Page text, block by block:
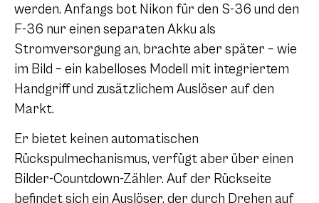
werden. Anfangs bot Nikon für den S-36 und den
F-36 nur einen separaten Akku als
Stromversorgung an, brachte aber später – wie
im Bild – ein kabelloses Modell mit integriertem
Handgriff und zusätzlichem Auslöser auf den
Markt.
Er bietet keinen automatischen
Rückspulmechanismus, verfügt aber über einen
Bilder-Countdown-Zähler. Auf der Rückseite
befindet sich ein Auslöser, der durch Drehen auf